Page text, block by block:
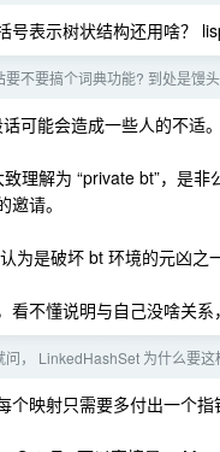
号表示树状结构还用啥？
要不要搞个词典功能? 到处是馒
可能会造成一些人的不适。
理解为 “private bt”，是
请。
为是破坏 bt 环境的元凶之一
不懂说明与自己没啥关系
问， LinkedHashSet 为什么要这
个映射只需要多付出一个